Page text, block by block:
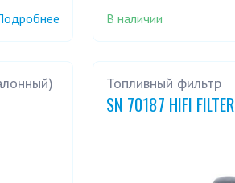
В наличии
Топливный фильтр
SN 70187 HIFI FILTER